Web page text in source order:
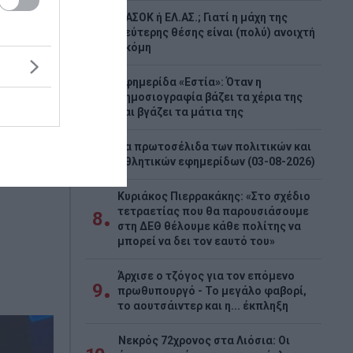
και
ΠΑΣΟΚ ή ΕΛ.ΑΣ.; Γιατί η μάχη της
δεύτερης θέσης είναι (πολύ) ανοιχτή
ακόμη
Εφημερίδα «Εστία»: Όταν η
δημοσιογραφία βάζει τα χέρια της
και βγάζει τα μάτια της
Τα πρωτοσέλιδα των πολιτικών και
αθλητικών εφημερίδων (03-08-2026)
8
Κυριάκος Πιερρακάκης: «Στο σχέδιο
τετραετίας που θα παρουσιάσουμε
στη ΔΕΘ θέλουμε κάθε πολίτης να
μπορεί να δει τον εαυτό του»
9
Άρχισε ο τζόγος για τον επόμενο
πρωθυπουργό - Το μεγάλο φαβορί,
το αουτσάιντερ και η... έκπληξη
Νεκρός 72χρονος στα Λιόσια: Οι